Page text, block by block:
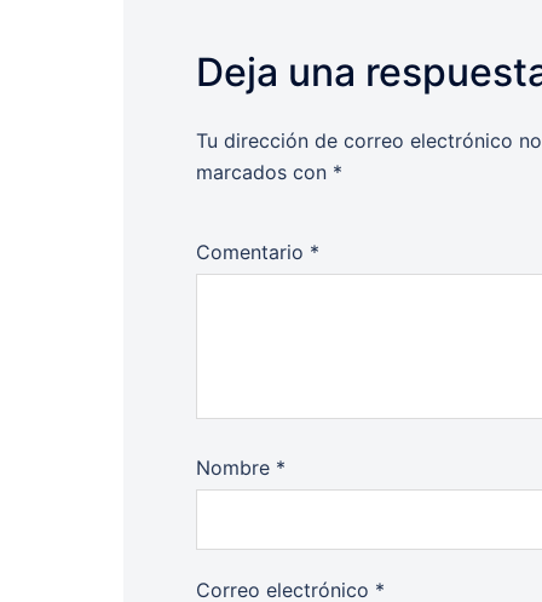
Deja una
Tu dirección de correo electrónico
marcados con *
Comentario *
Nombre *
Correo electrónico *